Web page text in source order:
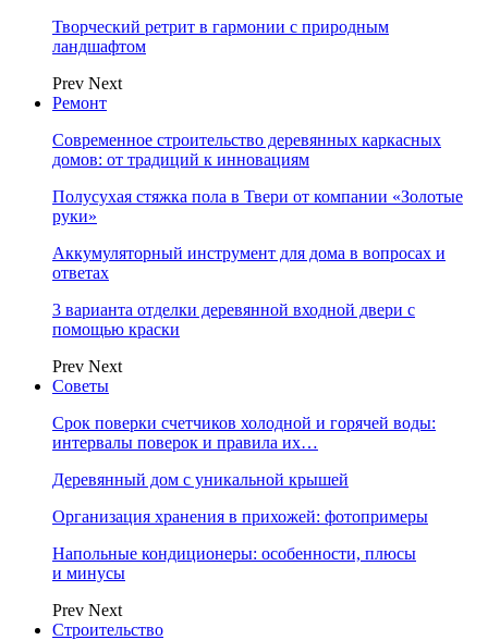
Творческий ретрит в гармонии с природным
ландшафтом
Prev Next
Ремонт
Современное строительство деревянных каркасных
домов: от традиций к инновациям
Полусухая стяжка пола в Твери от компании «Золотые
руки»
Аккумуляторный инструмент для дома в вопросах и
ответах
3 варианта отделки деревянной входной двери с
помощью краски
Prev Next
Советы
Срок поверки счетчиков холодной и горячей воды:
интервалы поверок и правила их…
Деревянный дом с уникальной крышей
Организация хранения в прихожей: фотопримеры
Напольные кондиционеры: особенности, плюсы
и минусы
Prev Next
Строительство